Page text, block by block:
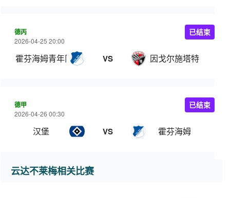
德丙
2026-04-25 20:00
霍芬海姆青年队 VS 因戈尔施塔特
已结束
德甲
2026-04-26 00:30
汉堡 VS 霍芬海姆
已结束
云达不莱梅相关比赛